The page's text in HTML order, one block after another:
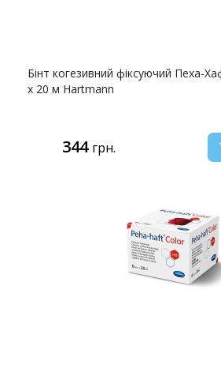
Бінт когезивний фіксуючий Пеха-
х 20 м Hartmann
344 грн.